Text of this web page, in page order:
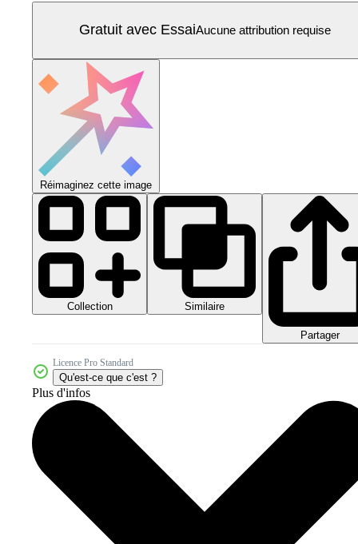
Gratuit avec EssaiAucune attribution requise
Réimaginez cette image
Collection Similaire
Partager
Licence Pro Standard
Qu'est-ce que c'est ?
Plus d'infos